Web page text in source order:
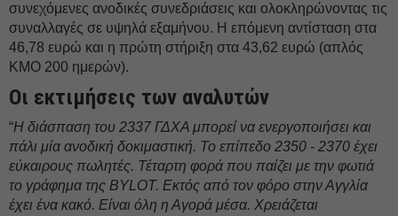
συνεχόμενες ανοδικές συνεδριάσεις και ολοκληρώνοντας τις
συναλλαγές σε υψηλά εξαμήνου. Η επόμενη αντίσταση στα
46,78 ευρώ και η πρώτη στήριξη στα 43,62 ευρώ (απλός
ΚΜΟ 200 ημερών).
Οι εκτιμήσεις των αναλυτών
“Η διάσπαση του 2337 ΓΔΧΑ μπορεί να ενεργοποιήσει και
πάλι μία ανοδική δοκιμαστική. Το επίπεδο 2350 - 2370 έχει
εύκαιρους πωλητές. Τέταρτη φορά που παίζει με την φωτιά
το γράφημα της BYLOT. Εκτός από τον φόρο στην Αγγλία
έχει ένα κακό. Είναι όλη η Αγορά μέσα. Χρειάζεται